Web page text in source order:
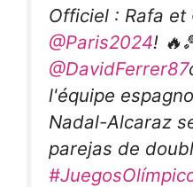
Officiel : Rafa
@Paris2024!
@DavidFerrer87
l'équipe
Nadal-Alcaraz
parejas de